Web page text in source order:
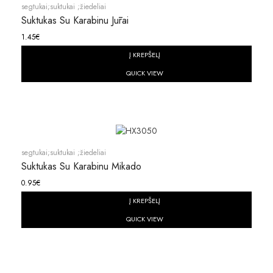
segtukai;suktukai ;žiedeliai
Suktukas Su Karabinu Jūrai
1.45€
Į KREPŠELĮ
QUICK VIEW
segtukai;suktukai ;žiedeliai
Suktukas Su Karabinu Mikado
0.95€
Į KREPŠELĮ
QUICK VIEW